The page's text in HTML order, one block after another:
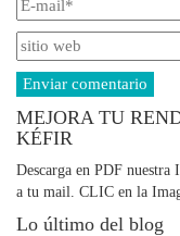
MEJORA TU
KÉFIR
Descarga en PDF
a tu mail. CLIC en la
Lo último del blog